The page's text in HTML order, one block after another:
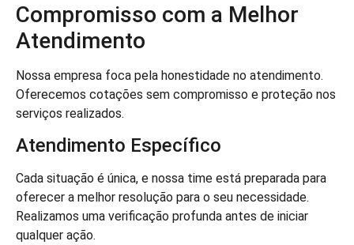
Compromisso com a Melhor
Atendimento
Nossa empresa foca pela honestidade no atendimento.
Oferecemos cotações sem compromisso e proteção nos
serviços realizados.
Atendimento Específico
Cada situação é única, e nossa time está preparada para
oferecer a melhor resolução para o seu necessidade.
Realizamos uma verificação profunda antes de iniciar
qualquer ação.